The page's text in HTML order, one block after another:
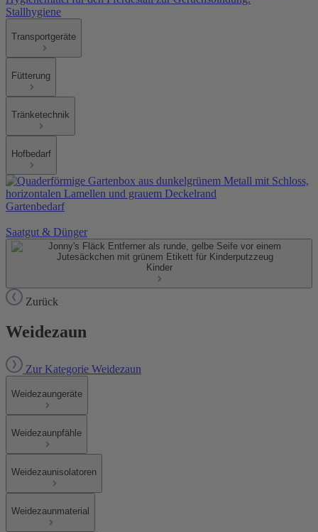
Stallhygiene
Transportgeräte
Fütterung
Tränketechnik
Hofbedarf
Gartenbedarf
Saatgut & Dünger
Kinder
Zurück
Weidezaun
Zur Kategorie Weidezaun
Weidezaungeräte
Weidezaunpfähle
Weidezaunisolatoren
Weidezaunmaterial